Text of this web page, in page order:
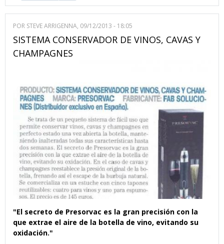
POR STEVE ARRIGENNA, 09/12/2013 - 18:05
SISTEMA CONSERVADOR DE VINOS, CAVAS Y
CHAMPAGNES
"El secreto de Presorvac es la gran precisión con la
que extrae el aire de la botella de vino, evitando su
oxidación."